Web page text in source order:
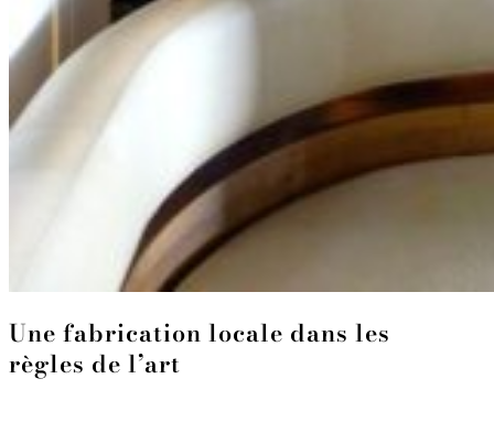
Une fabrication locale dans les
règles de l’art